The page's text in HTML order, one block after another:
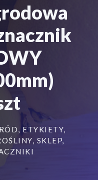
, ETYKIETY,
, SKLEP,